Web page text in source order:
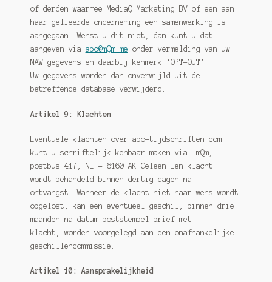
of derden waarmee MediaQ Marketing BV of een aan
haar gelieerde onderneming een samenwerking is
aangegaan. Wenst u dit niet, dan kunt u dat
aangeven via abo@mQm.me onder vermelding van uw
NAW gegevens en daarbij kenmerk ‘OPT-OUT’.
Uw gegevens worden dan onverwijld uit de
betreffende database verwijderd.
Artikel 9: Klachten
Eventuele klachten over abo-tijdschriften.com
kunt u schriftelijk kenbaar maken via: mQm,
postbus 417, NL – 6160 AK Geleen.Een klacht
wordt behandeld binnen dertig dagen na
ontvangst. Wanneer de klacht niet naar wens wordt
opgelost, kan een eventueel geschil, binnen drie
maanden na datum poststempel brief met
klacht, worden voorgelegd aan een onafhankelijke
geschillencommissie.
Artikel 10: Aansprakelijkheid